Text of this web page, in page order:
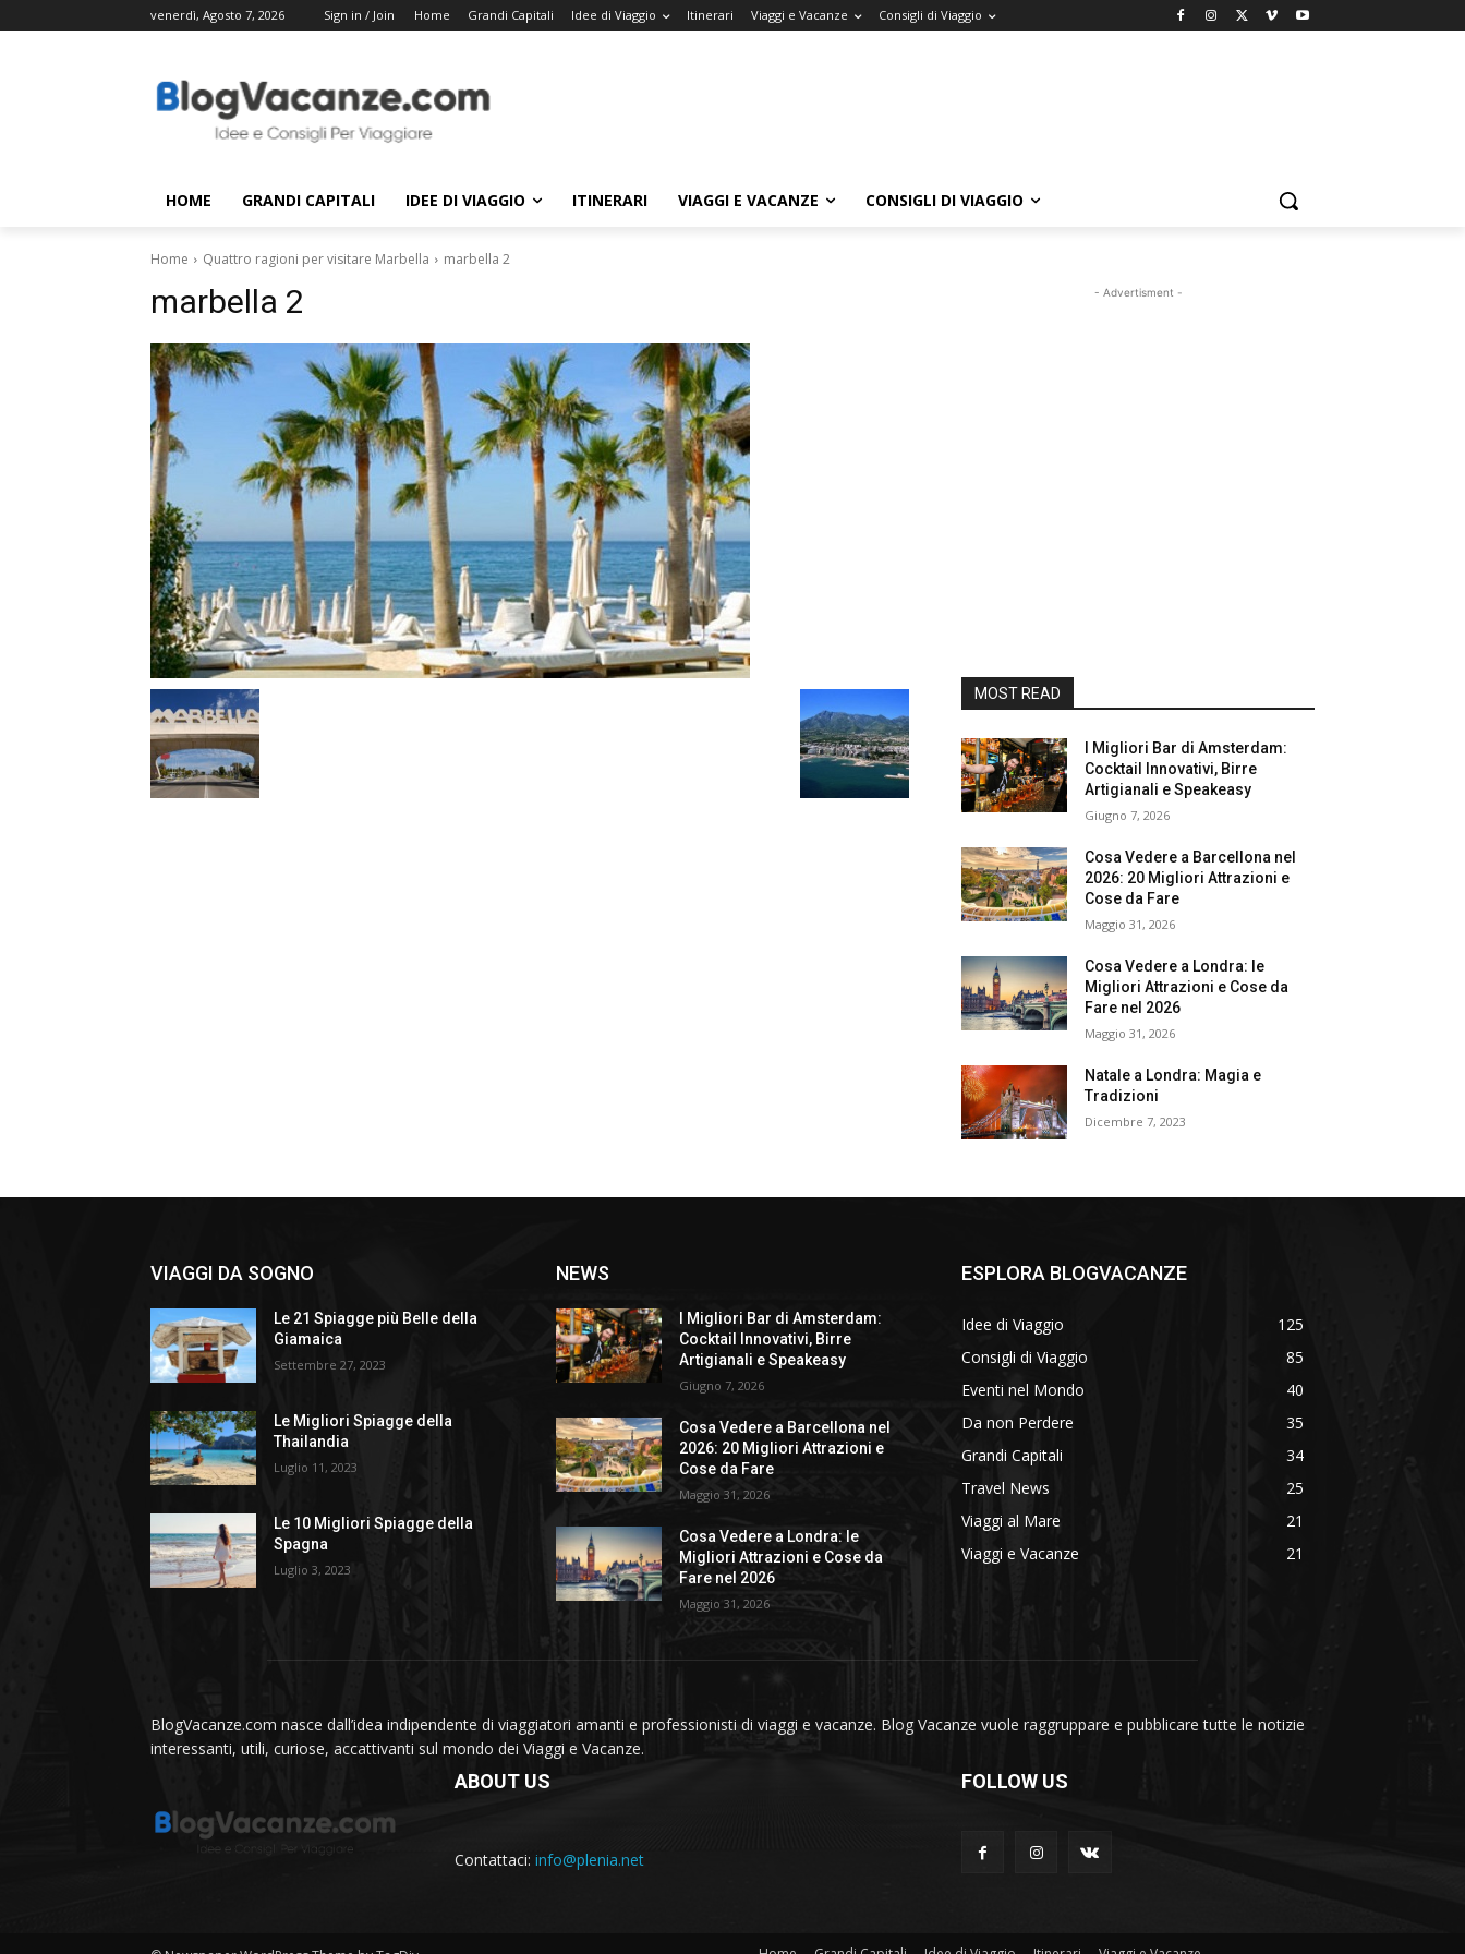
venerdì, Agosto 7, 2026 Sign in / Join Home Grandi Capitali Idee di Viaggio Itinerari Viaggi e Vacanze Consigli di Viaggio
HOME GRANDI CAPITALI IDEE DI VIAGGIO ITINERARI VIAGGI E VACANZE CONSIGLI DI VIAGGIO
Home Quattro ragioni per visitare Marbella marbella 2
marbella 2 - Advertisment -
MOST READ
I Migliori Bar di Amsterdam:
Cocktail Innovativi, Birre
Artigianali e Speakeasy
Giugno 7, 2026
Cosa Vedere a Barcellona nel
2026: 20 Migliori Attrazioni e
Cose da Fare
Maggio 31, 2026
Cosa Vedere a Londra: le
Migliori Attrazioni e Cose da
Fare nel 2026
Maggio 31, 2026
Natale a Londra: Magia e
Tradizioni
Dicembre 7, 2023
VIAGGI DA SOGNO
Le 21 Spiagge più Belle della
Giamaica
Settembre 27, 2023
Le Migliori Spiagge della
Thailandia
Luglio 11, 2023
Le 10 Migliori Spiagge della
Spagna
Luglio 3, 2023
NEWS
I Migliori Bar di Amsterdam:
Cocktail Innovativi, Birre
Artigianali e Speakeasy
Giugno 7, 2026
Cosa Vedere a Barcellona nel
2026: 20 Migliori Attrazioni e
Cose da Fare
Maggio 31, 2026
Cosa Vedere a Londra: le
Migliori Attrazioni e Cose da
Fare nel 2026
Maggio 31, 2026
ESPLORA BLOGVACANZE
Idee di Viaggio
125
Consigli di Viaggio
85
Eventi nel Mondo
40
Da non Perdere
35
Grandi Capitali
34
Travel News
25
Viaggi al Mare
21
Viaggi e Vacanze
21
BlogVacanze.com nasce dall’idea indipendente di viaggiatori amanti e professionisti di viaggi e vacanze. Blog Vacanze vuole raggruppare e pubblicare tutte le notizie
interessanti, utili, curiose, accattivanti sul mondo dei Viaggi e Vacanze.
ABOUT US
Contattaci: info@plenia.net
FOLLOW US